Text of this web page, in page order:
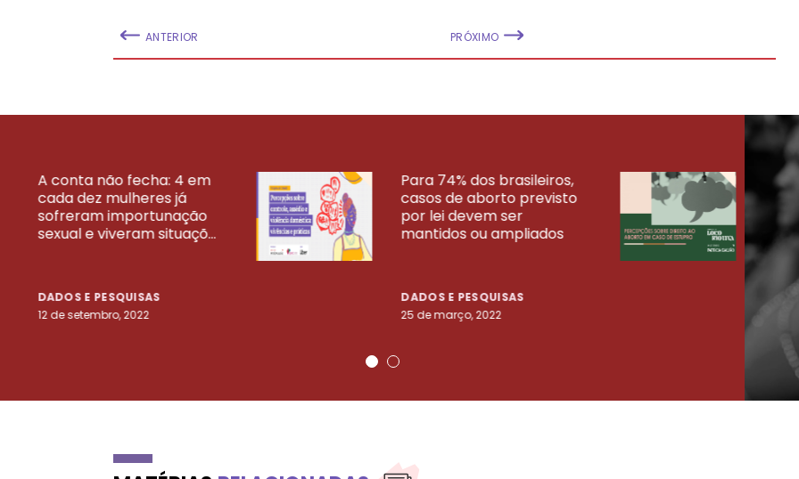
ANTERIOR PRÓXIMO
A conta não fecha: 4 em
cada dez mulheres já
sofreram importunação
sexual e viveram situaçõ...
DADOS E PESQUISAS
12 de setembro, 2022
Para 74% dos brasileiros,
casos de aborto previsto
por lei devem ser
mantidos ou ampliados
DADOS E PESQUISAS
25 de março, 2022
23
VEJA MAIS PESQUISAS